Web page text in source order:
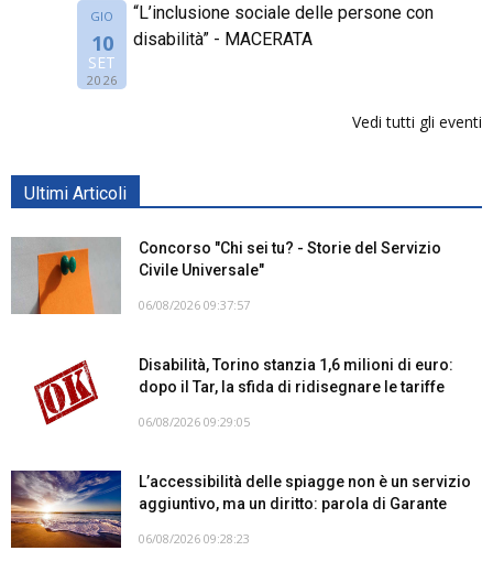
GIO
10
SET
2026
“L’inclusione sociale delle persone con
disabilità” - MACERATA
Vedi tutti gli eventi
Ultimi Articoli
Concorso "Chi sei tu? - Storie del Servizio
Civile Universale"
06/08/2026 09:37:57
Disabilità, Torino stanzia 1,6 milioni di euro:
dopo il Tar, la sfida di ridisegnare le tariffe
06/08/2026 09:29:05
L’accessibilità delle spiagge non è un servizio
aggiuntivo, ma un diritto: parola di Garante
06/08/2026 09:28:23